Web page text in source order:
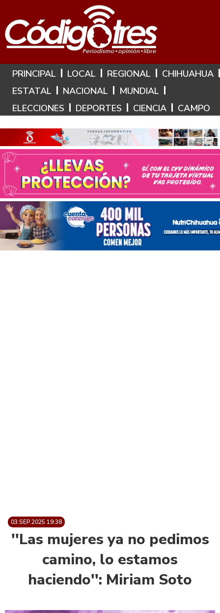
Hoy es: 7 de Agosto de 2026
PRINCIPAL LOCAL REGIONAL
CHIHUAHUA
ESTATAL
NACIONAL
MUNDIAL
ELECCIONES
DEPORTES CIENCIA CAMPO
03.SEP.2025 19:38
''Las mujeres ya no pedimos
camino, lo estamos
haciendo'': Miriam Soto